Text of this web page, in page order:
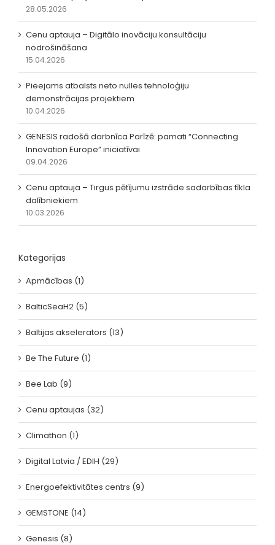
28.05.2026
Cenu aptauja – Digitālo inovāciju konsultāciju
nodrošināšana
15.04.2026
Pieejams atbalsts neto nulles tehnoloģiju
demonstrācijas projektiem
10.04.2026
GENESIS radošā darbnīca Parīzē: pamati “Connecting
Innovation Europe” iniciatīvai
09.04.2026
Cenu aptauja – Tirgus pētījumu izstrāde sadarbības tīkla
dalībniekiem
10.03.2026
Kategorijas
Apmācības (1)
BalticSeaH2 (5)
Baltijas akselerators (13)
Be The Future (1)
Bee Lab (9)
Cenu aptaujas (32)
Climathon (1)
Digital Latvia / EDIH (29)
Energoefektivitātes centrs (9)
GEMSTONE (14)
Genesis (8)